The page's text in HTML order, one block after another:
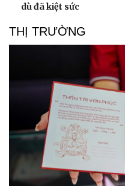
dù đã kiệt sức
THỊ TRƯỜNG